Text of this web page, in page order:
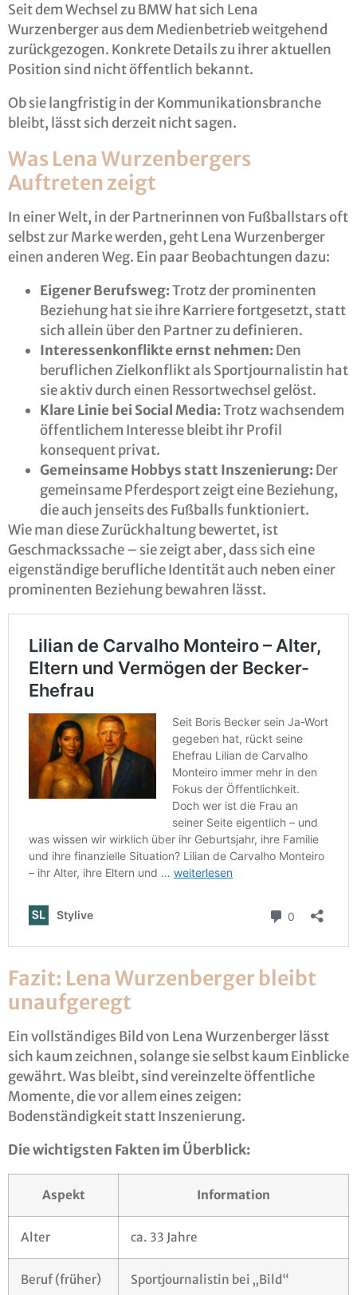
Seit dem Wechsel zu BMW hat sich Lena
Wurzenberger aus dem Medienbetrieb weitgehend
zurückgezogen. Konkrete Details zu ihrer aktuellen
Position sind nicht öffentlich bekannt.
Ob sie langfristig in der Kommunikationsbranche
bleibt, lässt sich derzeit nicht sagen.
Was Lena Wurzenbergers
Auftreten zeigt
In einer Welt, in der Partnerinnen von Fußballstars oft
selbst zur Marke werden, geht Lena Wurzenberger
einen anderen Weg. Ein paar Beobachtungen dazu:
Eigener Berufsweg:Trotz der prominenten
Beziehung hat sie ihre Karriere fortgesetzt, statt
sich allein über den Partner zu definieren.
Interessenkonflikte ernst nehmen:Den
beruflichen Zielkonflikt als Sportjournalistin hat
sie aktiv durch einen Ressortwechsel gelöst.
Klare Linie bei Social Media:Trotz wachsendem
öffentlichem Interesse bleibt ihr Profil
konsequent privat.
Gemeinsame Hobbys statt Inszenierung:Der
gemeinsame Pferdesport zeigt eine Beziehung,
die auch jenseits des Fußballs funktioniert.
Wie man diese Zurückhaltung bewertet, ist
Geschmackssache – sie zeigt aber, dass sich eine
eigenständige berufliche Identität auch neben einer
prominenten Beziehung bewahren lässt.
Fazit: Lena Wurzenberger bleibt
unaufgeregt
Ein vollständiges Bild von Lena Wurzenberger lässt
sich kaum zeichnen, solange sie selbst kaum Einblicke
gewährt. Was bleibt, sind vereinzelte öffentliche
Momente, die vor allem eines zeigen:
Bodenständigkeit statt Inszenierung.
Die wichtigsten Fakten im Überblick:
Aspekt Information
Alter ca. 33 Jahre
Beruf (früher) Sportjournalistin bei „Bild“